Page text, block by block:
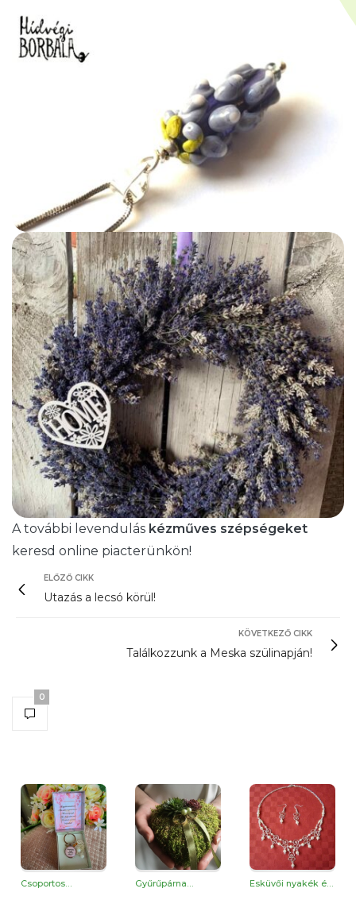
A további levendulás kézműves szépségeket
keresd online piacterünkön!
ELŐZŐ CIKK
Utazás a lecsó körül!
KÖVETKEZŐ CIKK
Találkozzunk a Meska szülinapján!
0